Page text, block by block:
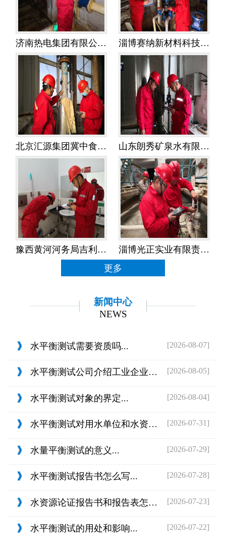
济南热电集团有限公司金鸡岭热电分公司——水平衡测试 淄博赛纳新材料科技有限公司——水平衡测试
北京汇源集团冀中食品饮料有限公司——水平衡测试 山东朗秀矿泉水有限公司——水平衡测试
豫西黄河河务局吉利黄河河务局——水平衡测试
淄博光正实业有限责任公司——水平衡测试
更多
新闻中心
NEWS
水平衡测试需要资质吗... [2026-08-07]
水平衡测试公司介绍工业企业的用水范围... [2026-08-05]
水平衡测试对象的界定... [2026-08-04]
水平衡测试对用水单位和水资源管理的目... [2026-07-31]
水量平衡测试的意义... [2026-07-29]
水平衡测试报告书怎么写... [2026-07-28]
水资源论证报告书和报告表怎么判定... [2026-07-23]
水平衡测试的用处和影响... [2026-07-22]